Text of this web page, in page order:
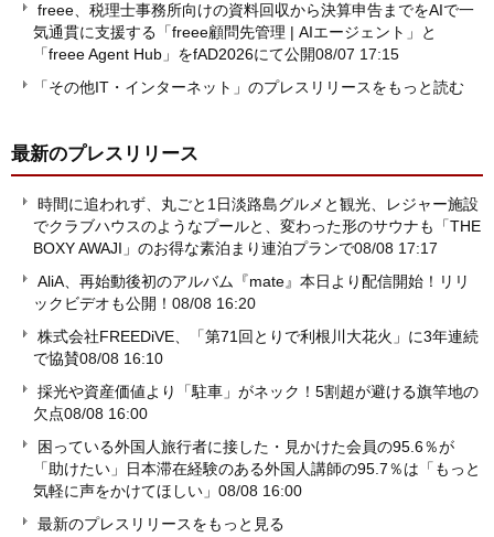
freee、税理士事務所向けの資料回収から決算申告までをAIで一
気通貫に支援する「freee顧問先管理 | AIエージェント」と
「freee Agent Hub」をfAD2026にて公開08/07 17:15
「その他IT・インターネット」のプレスリリースをもっと読む
最新のプレスリリース
時間に追われず、丸ごと1日淡路島グルメと観光、レジャー施設
でクラブハウスのようなプールと、変わった形のサウナも「THE
BOXY AWAJI」のお得な素泊まり連泊プランで08/08 17:17
AliA、再始動後初のアルバム『mate』本日より配信開始！リリ
ックビデオも公開！ 08/08 16:20
株式会社FREEDiVE、「第71回とりで利根川大花火」に3年連続
で協賛08/08 16:10
採光や資産価値より「駐車」がネック！5割超が避ける旗竿地の
欠点08/08 16:00
困っている外国人旅行者に接した・見かけた会員の95.6％が
「助けたい」日本滞在経験のある外国人講師の95.7％は「もっと
気軽に声をかけてほしい」 08/08 16:00
最新のプレスリリースをもっと見る